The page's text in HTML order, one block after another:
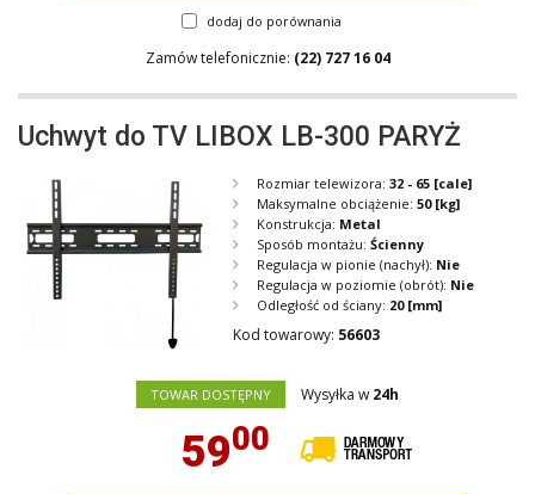
dodaj do porównania
Zamów telefonicznie: (22) 727 16 04
Uchwyt do TV LIBOX LB-300 PARYŻ
Rozmiar telewizora: 32 - 65 [cale]
Maksymalne obciążenie: 50 [kg]
Konstrukcja: Metal
Sposób montażu: Ścienny
Regulacja w pionie (nachył): Nie
Regulacja w poziomie (obrót): Nie
Odległość od ściany: 20 [mm]
Kod towarowy: 56603
TOWAR DOSTĘPNY Wysyłka w 24h
5900